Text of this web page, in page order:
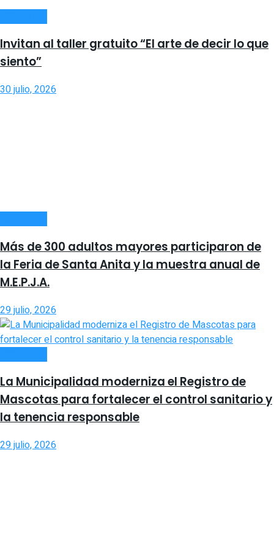
Invitan al taller gratuito “El arte de decir lo que
siento”
30 julio, 2026
Más de 300 adultos mayores participaron de
la Feria de Santa Anita y la muestra anual de
M.E.P.J.A.
29 julio, 2026
La Municipalidad moderniza el Registro de
Mascotas para fortalecer el control sanitario y
la tenencia responsable
29 julio, 2026